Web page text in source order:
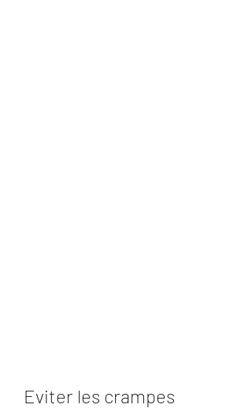
Eviter les crampes